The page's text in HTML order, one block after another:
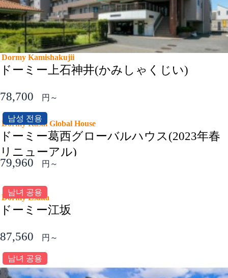
Dormy Kamishakujii
ドーミー上石神井(かみしゃくじい)
78,700 円～
남성 전용
Dormy Kasai Global House
ドーミー葛西グローバルハウス(2023年春
リニューアル)
79,960
円～
남녀 공용
Dormy Esaka
ドーミー江坂
87,560 円～
남녀 공용